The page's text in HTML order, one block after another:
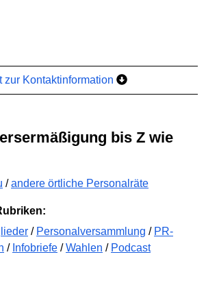
zur Kontaktinformation
/andere örtliche Personalräte
/ Personalversammlung / PR-
/ Infobriefe /Wahlen / Podcast